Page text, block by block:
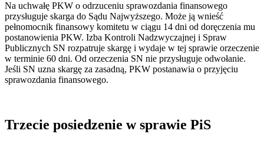
Na uchwałę PKW o odrzuceniu sprawozdania finansowego
przysługuje skarga do Sądu Najwyższego. Może ją wnieść
pełnomocnik finansowy komitetu w ciągu 14 dni od doręczenia mu
postanowienia PKW. Izba Kontroli Nadzwyczajnej i Spraw
Publicznych SN rozpatruje skargę i wydaje w tej sprawie orzeczenie
w terminie 60 dni. Od orzeczenia SN nie przysługuje odwołanie.
Jeśli SN uzna skargę za zasadną, PKW postanawia o przyjęciu
sprawozdania finansowego.
Trzecie posiedzenie w sprawie PiS